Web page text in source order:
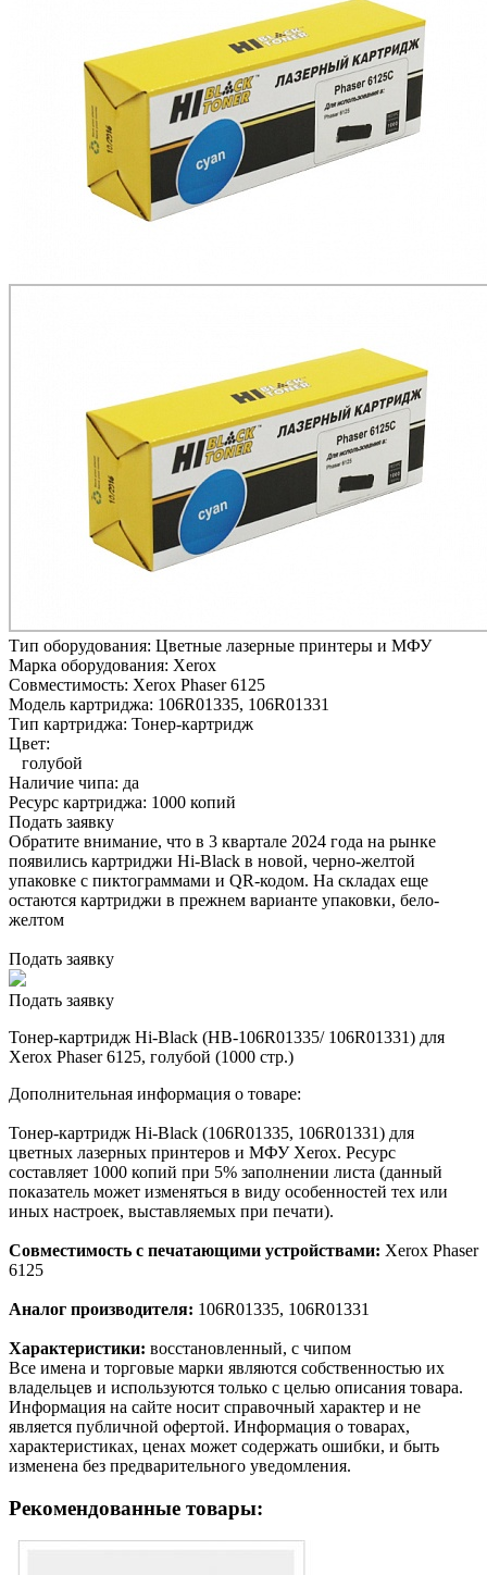
Тип оборудования: Цветные лазерные принтеры и МФУ
Марка оборудования: Xerox
Совместимость: Xerox Phaser 6125
Модель картриджа: 106R01335, 106R01331
Тип картриджа: Тонер-картридж
Цвет:
голубой
Наличие чипа: да
Ресурс картриджа: 1000 копий
Подать заявку
Обратите внимание, что в 3 квартале 2024 года на рынке
появились картриджи Hi-Black в новой, черно-желтой
упаковке с пиктограммами и QR-кодом. На складах еще
остаются картриджи в прежнем варианте упаковки, бело-
желтом
Подать заявку
Подать заявку
Тонер-картридж Hi-Black (HB-106R01335/ 106R01331) для
Xerox Phaser 6125, голубой (1000 стр.)
Дополнительная информация о товаре:
Тонер-картридж Hi-Black (106R01335, 106R01331) для
цветных лазерных принтеров и МФУ Xerox. Ресурс
составляет 1000 копий при 5% заполнении листа (данный
показатель может изменяться в виду особенностей тех или
иных настроек, выставляемых при печати).
Совместимость с печатающими устройствами: Xerox Phaser
6125
Аналог производителя: 106R01335, 106R01331
Характеристики: восстановленный, с чипом
Все имена и торговые марки являются собственностью их
владельцев и используются только с целью описания товара.
Информация на сайте носит справочный характер и не
является публичной офертой. Информация о товарах,
характеристиках, ценах может содержать ошибки, и быть
изменена без предварительного уведомления.
Рекомендованные товары: